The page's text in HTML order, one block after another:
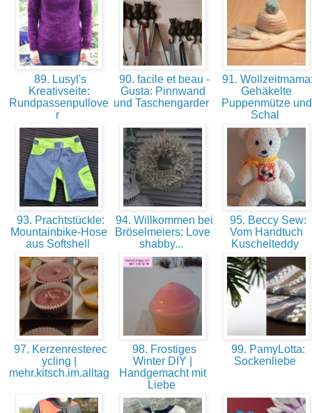
89. Lusyl's
Kreativseite:
Rundpassenpullove
r
90. facile et beau -
Gusta: Pinnwand
und Taschengarder
91.
Gehäkelte
Puppenmütze und
Schal
93. Prachtstückle:
Mountainbike-Hose
aus Softshell
94. Willkommen bei
Bröselmeiers: Love
shabby...
95. Beccy Sew:
Vom Handtuch
Kuschelteddy
97. Kerzenresterec
ycling |
mehr.kitsch.im.alltag
98. Frostiges
Winter DIY |
Handgemacht mit
Liebe
99. PamyLotta:
Sockenliebe